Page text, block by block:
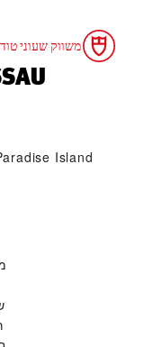
משווק שעוני
Island